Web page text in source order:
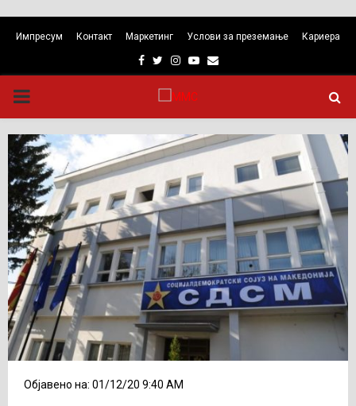
Импресум Контакт Маркетинг Услови за преземање Кариера
Facebook
TwitterInstagram
Youtube
Email
PRIMARY
MENU
Објавено на: 01/12/20 9:40 AM